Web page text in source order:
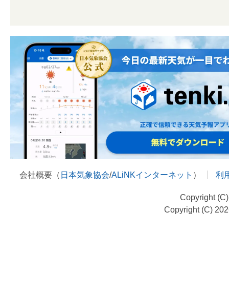
会社概要（ 日本気象協会/ALiNKインターネット ） 利
Copyright
Copyright (C)